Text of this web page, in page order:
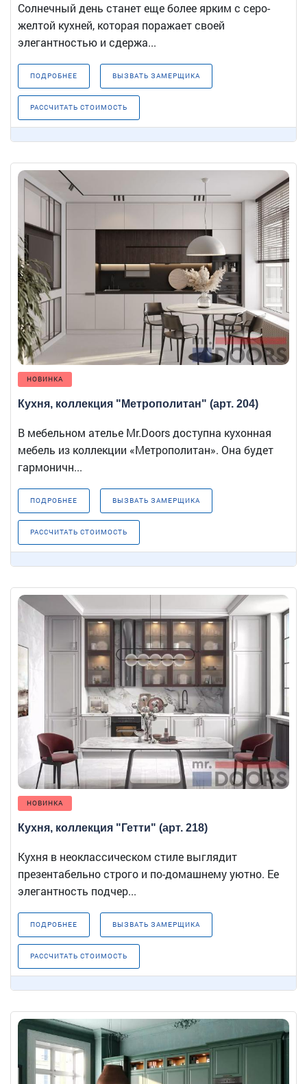
Солнечный день станет еще более ярким с серо-
желтой кухней, которая поражает своей
элегантностью и сдержа...
ПОДРОБНЕЕ ВЫЗВАТЬ ЗАМЕРЩИКА
РАССЧИТАТЬ СТОИМОСТЬ
НОВИНКА
Кухня, коллекция "Метрополитан" (арт. 204)
В мебельном ателье Mr.Doors доступна кухонная
мебель из коллекции «Метрополитан». Она будет
гармоничн...
ПОДРОБНЕЕ ВЫЗВАТЬ ЗАМЕРЩИКА
РАССЧИТАТЬ СТОИМОСТЬ
НОВИНКА
Кухня, коллекция "Гетти" (арт. 218)
Кухня в неоклассическом стиле выглядит
презентабельно строго и по-домашнему уютно. Ее
элегантность подчер...
ПОДРОБНЕЕ ВЫЗВАТЬ ЗАМЕРЩИКА
РАССЧИТАТЬ СТОИМОСТЬ